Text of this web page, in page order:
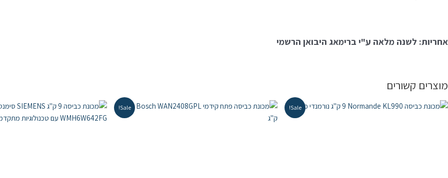
אחריות: לשנה מלאה ע"י ברימאג היבואן הרשמי
מוצרים קשורים
Sale!
Sale!